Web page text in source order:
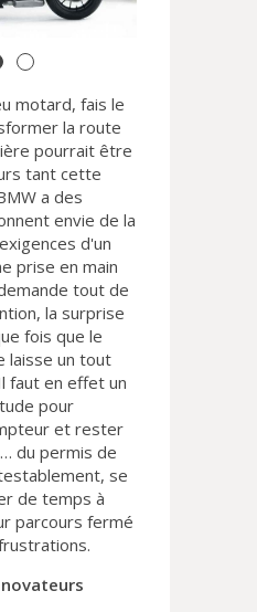
motard, fais le
la route
pourrait être
tant cette
a des
envie de la
d'un
prise en main
tout de
la surprise
fois que le
laisse un tout
faut en effet un
pour
et rester
du permis de
se
de temps à
parcours fermé